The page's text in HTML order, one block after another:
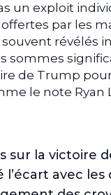
un exploit
par les
révélés
sommes
de Trump
le note Ryan
sur la victoire
avec les